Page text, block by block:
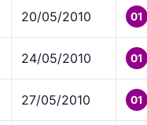
20/05/2010 01
24/05/2010 01
27/05/2010 01